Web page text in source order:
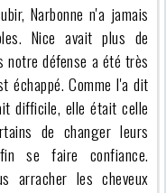
Narbonne n'a jamais
Nice avait plus de
notre défense a été très
échappé. Comme l'a dit
difficile, elle était celle
de changer leurs
se faire confiance.
arracher les cheveux